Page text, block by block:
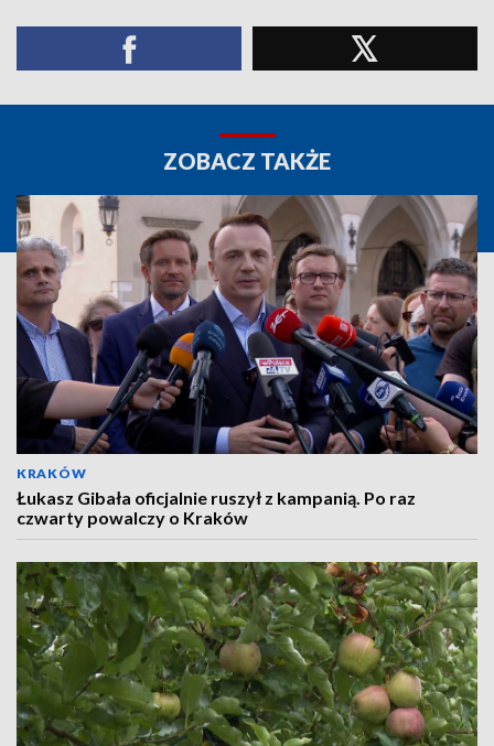
ZOBACZ TAKŻE
KRAKÓW
Łukasz Gibała oficjalnie ruszył z kampanią. Po raz
czwarty powalczy o Kraków